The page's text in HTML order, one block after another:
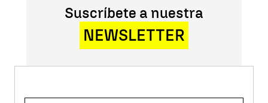
Suscríbete a nuestra
NEWSLETTER